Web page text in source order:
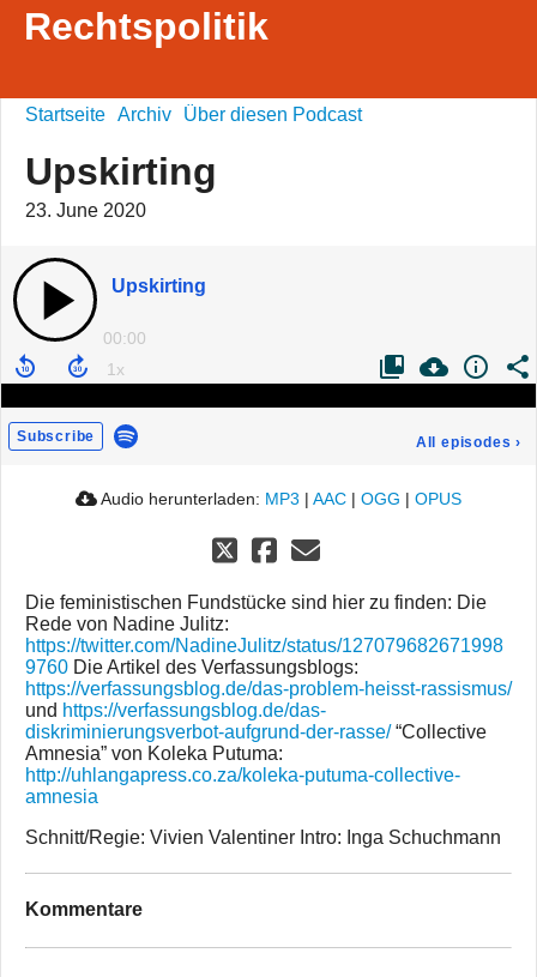
Rechtspolitik
Startseite Archiv Über diesen Podcast
Upskirting
23. June 2020
Upskirting
00:00
Subscribe All episodes ›
Audio herunterladen: MP3 | AAC | OGG | OPUS
Die feministischen Fundstücke sind hier zu finden: Die
Rede von Nadine Julitz:
https://twitter.com/NadineJulitz/status/127079682671998
9760 Die Artikel des Verfassungsblogs:
https://verfassungsblog.de/das-problem-heisst-rassismus/
und https://verfassungsblog.de/das-
diskriminierungsverbot-aufgrund-der-rasse/“Collective
Amnesia” von Koleka Putuma:
http://uhlangapress.co.za/koleka-putuma-collective-
amnesia
Schnitt/Regie: Vivien Valentiner Intro: Inga Schuchmann
Kommentare